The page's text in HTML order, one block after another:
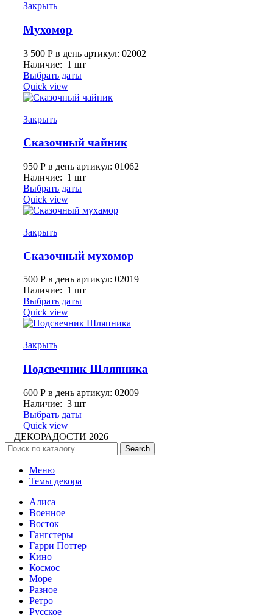
Закрыть
Мухомор
3 500 Р в день артикул: 02002
Наличие: 1 шт
Выбрать даты
Quick view
Закрыть
Сказочный чайник
950 Р в день артикул: 01062
Наличие: 1 шт
Выбрать даты
Quick view
Закрыть
Сказочный мухомор
500 Р в день артикул: 02019
Наличие: 1 шт
Выбрать даты
Quick view
Закрыть
Подсвечник Шляпника
600 Р в день артикул: 02009
Наличие: 3 шт
Выбрать даты
Quick view
ДЕКОРАДОСТИ 2026
Search
Меню
Темы декора
Алиса
Военное
Восток
Гангстеры
Гарри Поттер
Кино
Космос
Море
Разное
Ретро
Русское